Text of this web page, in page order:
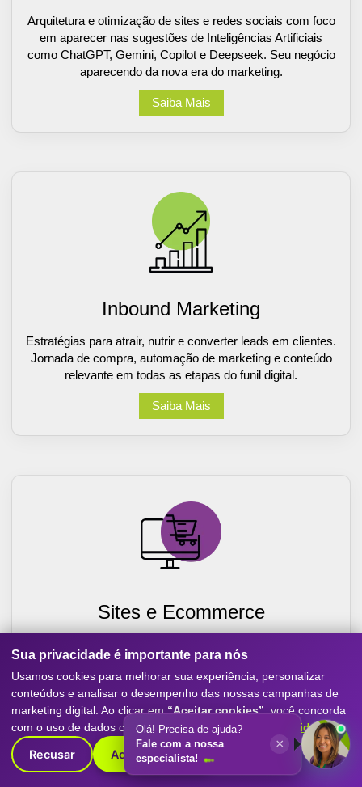
Arquitetura e otimização de sites e redes sociais com foco
em aparecer nas sugestões de Inteligências Artificiais
como ChatGPT, Gemini, Copilot e Deepseek. Seu negócio
aparecendo da nova era do marketing.
Saiba Mais
Inbound Marketing
Estratégias para atrair, nutrir e converter leads em clientes.
Jornada de compra, automação de marketing e conteúdo
relevante em todas as etapas do funil digital.
Saiba Mais
Sites e Ecommerce
experiência mobile-first, SEO e performance. Destaque
sua empresa com o melhor do marketing digital.
Saiba Mais
Sua privacidade é importante para nós
Usamos cookies para melhorar sua experiência, personalizar
conteúdos e analisar o desempenho das nossas campanhas de
marketing digital. Ao clicar em “Aceitar cookies” , você concorda
com o uso de dados conforme nossaPolítica de Privacidade.
Recusar Aceitar cookies